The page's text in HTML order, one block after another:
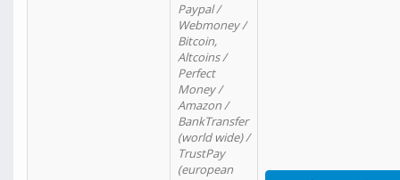
Paypal /
Webmoney /
Bitcoin,
Altcoins /
Perfect
Money /
Amazon /
BankTransfer
(world wide) /
TrustPay
(european